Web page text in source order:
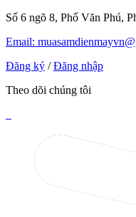
Số 6 ngõ 8, Phố Văn Phú,
Email:
Đăng ký / Đăng nhập
Theo dõi chúng tôi